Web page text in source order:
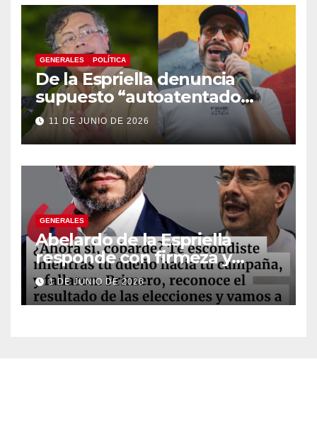
GENERALES POLÍTICA
De la Espriella denuncia
supuesto “autoatentado
legislativo” tras decisión de
suspender provisionalmente
a Petro
11 DE JUNIO DE 2026
GENERALES
Abelardo de la Espriella
responde con firmeza y
fortalece su imagen de
liderazgo ante la controversia
1 DE JUNIO DE 2026